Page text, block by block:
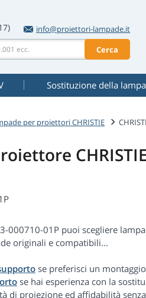
info@proiettori-lampade.it
Cerca
Sostituzione della
per proiettori CHRISTIE
000710-01P puoi scegliere
originali e compatibili...
se preferisci un
se hai esperienza con la
di proiezione ed affidabilità